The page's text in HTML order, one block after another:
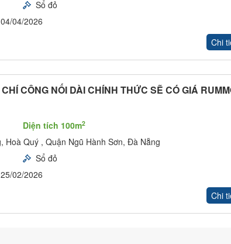
Sổ đỏ
04/2026
Chi
CÔNG NỐI DÀI CHÍNH THỨC SẼ CÓ GIÁ
Diện tích 100m2
Hoà Quý , Quận Ngũ Hành Sơn, Đà Nẵng
Sổ đỏ
02/2026
Chi